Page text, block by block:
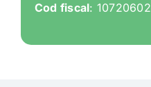
Cod fiscal: 10720602